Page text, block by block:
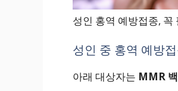
성인 홍역 예방접종,
성인 중 홍역 예방
아래 대상자는 MMR